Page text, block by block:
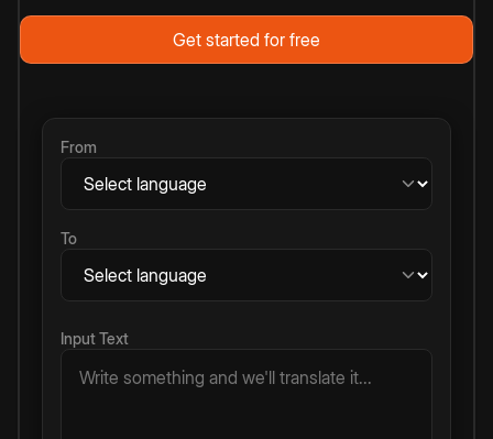
Get started for free
From
To
Input Text